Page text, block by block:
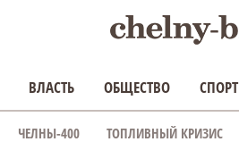
ВЛАСТЬ ОБЩЕСТВО СПОРТ
ЧЕЛНЫ-400 ТОПЛИВНЫЙ КРИЗИС